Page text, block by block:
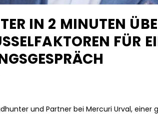
IN 2 MINUTEN
FÜR
und Partner bei Mercuri Urval, einer